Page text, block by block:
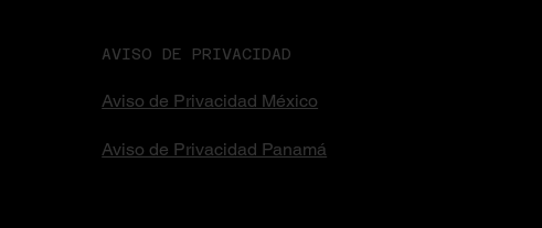
AVISO DE PRIVACIDAD
Aviso de Privacidad México
Aviso de Privacidad Panamá